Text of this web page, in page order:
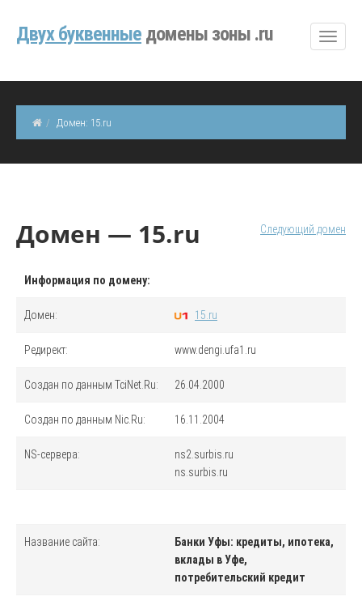
Двуx буквенные домены зоны .ru
Домен: 15.ru
Следующий домен
Домен — 15.ru
Информация по домену:
Домен: 15.ru
Редирект: www.dengi.ufa1.ru
Создан по данным TciNet.Ru: 26.04.2000
Создан по данным Nic.Ru: 16.11.2004
NS-сервера:
ns2.surbis.ru
ns.surbis.ru
Название сайта:
Банки Уфы: кредиты, ипотека,
вклады в Уфе,
потребительский кредит